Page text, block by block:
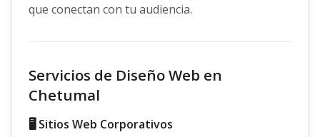
que conectan con tu audiencia.
Servicios de Diseño Web en
Chetumal
🖥️ Sitios Web Corporativos